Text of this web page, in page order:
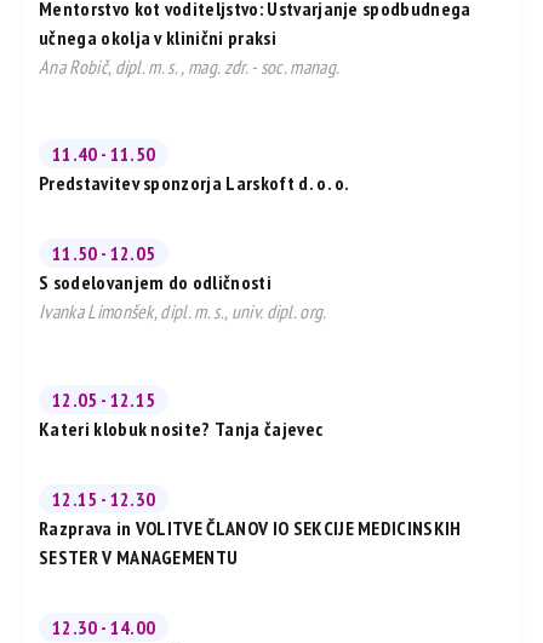
Mentorstvo kot voditeljstvo: Ustvarjanje spodbudnega
učnega okolja v klinični praksi
Ana Robič, dipl. m. s. , mag. zdr. - soc. manag.
11.40 - 11.50
Predstavitev sponzorja Larskoft d. o. o.
11.50 - 12.05
S sodelovanjem do odličnosti
Ivanka Limonšek, dipl. m. s., univ. dipl. org.
12.05 - 12.15
Kateri klobuk nosite? Tanja čajevec
12.15 - 12.30
Razprava in VOLITVE ČLANOV IO SEKCIJE MEDICINSKIH
SESTER V MANAGEMENTU
12.30 - 14.00